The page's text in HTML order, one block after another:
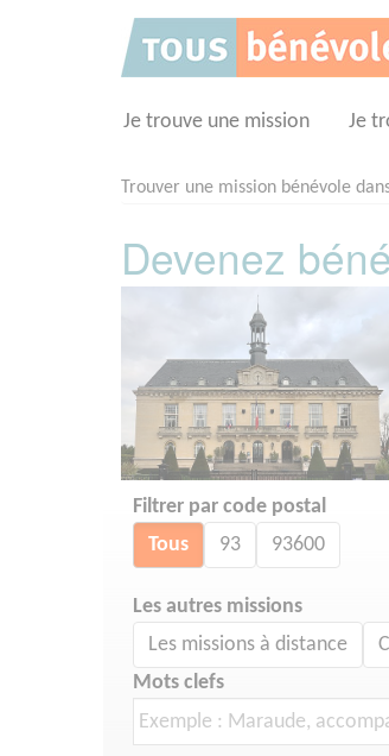
Je trouve une mission Je
Trouver une mission bénévole
Devenez
Filtrer par code postal
Tous 93 93600
Les autres missions
Les missions à distance
Mots clefs